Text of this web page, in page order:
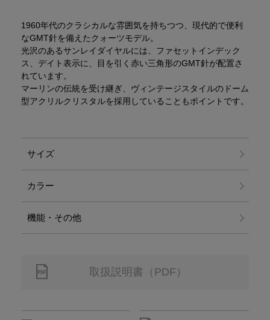
1960年代のクラシカルな雰囲気を持ちつつ、現代的で便利
なGMT針を備えたクォーツモデル。
光沢のあるサンレイダイヤルには、ファセットインデック
ス、デイト表示に、目を引く赤い三角形のGMT針が配置さ
れています。
マーリンの伝統を受け継ぎ、ヴィンテージスタイルのドーム
型アクリルクリスタルを採用していることもポイントです。
サイズ
カラー
機能・その他
取扱説明書（PDF）